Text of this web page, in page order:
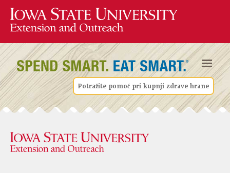
Potražite pomoć pri kupnji zdrave hrane